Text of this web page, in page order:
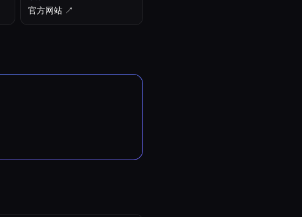
官方网站 ↗︎